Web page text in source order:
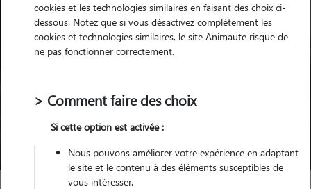
Pour quel animal ?
Trouver mon Pet Sitter
cookies et les technologies similaires en faisant des choix ci-
dessous. Notez que si vous désactivez complètement les
cookies et technologies similaires, le site Animaute risque de
ne pas fonctionner correctement.
> Comment faire des choix
Si cette option est activée :
Nous pouvons améliorer votre expérience en adaptant
le site et le contenu à des éléments susceptibles de
vous intéresser.